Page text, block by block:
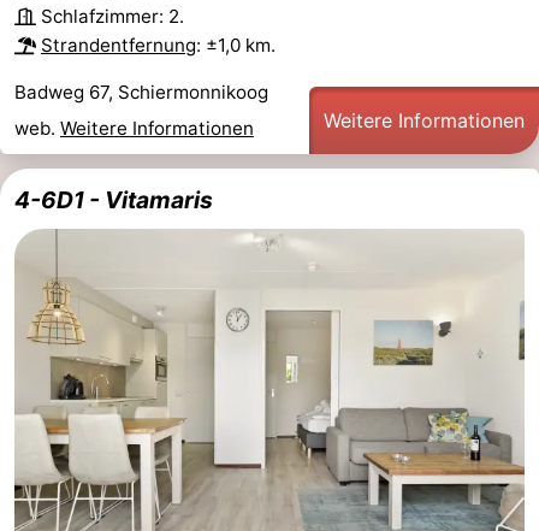
Sehen
tun
Museen
-
Leuchtturme
Attraktionen
Spielplätze
Sport
Radfahren
Wandern
-
Schlafzimmer: 2.
Strandentfernung: ±1,0 km.
Badweg 67, Schiermonnikoog
web. Weitere Informationen Weitere Informationen
4-6D1 - Vitamaris